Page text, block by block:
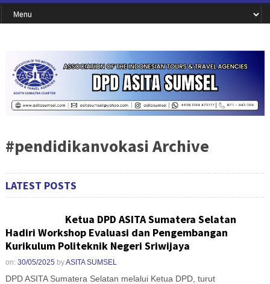
#pendidikanvokasi Archive
LATEST POSTS
Ketua DPD ASITA Sumatera Selatan
Hadiri Workshop Evaluasi dan Pengembangan
Kurikulum Politeknik Negeri Sriwijaya
on: 30/05/2025 byASITA SUMSEL
DPD ASITA Sumatera Selatan melalui Ketua DPD, turut